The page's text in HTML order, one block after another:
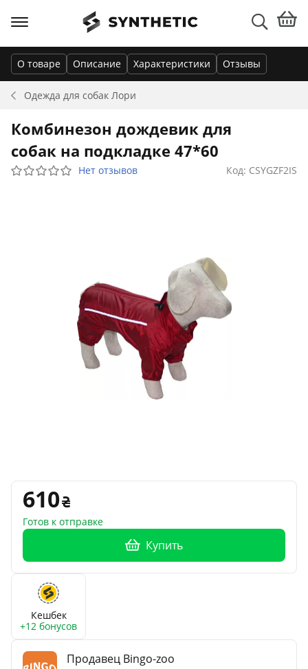
Одежда для собак Лори
О товаре Описание Характеристики Отзывы
Комбинезон дождевик для
собак на подкладке 47*60
Нет отзывов Код: CSYGZF2IS
610
Готов к отправке
Купить
Кешбек
+12 бонусов
Продавец Bingo-zoo